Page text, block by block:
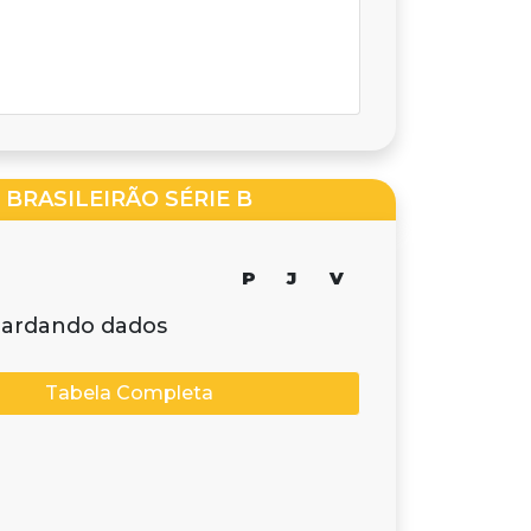
BRASILEIRÃO SÉRIE B
P J V
dados
Tabela Completa